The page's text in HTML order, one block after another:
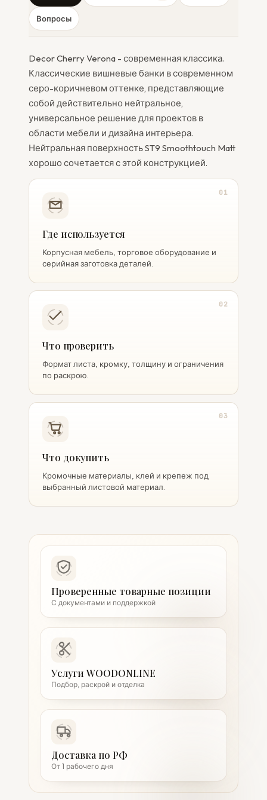
Вопросы
Decor Cherry Verona - современная классика.
Классические вишневые банки в современном
серо-коричневом оттенке, представляющие
собой действительно нейтральное,
универсальное решение для проектов в
области мебели и дизайна интерьера.
Нейтральная поверхность ST9 Smoothtouch Matt
хорошо сочетается с этой конструкцией.
01
Где используется
Корпусная мебель, торговое оборудование и
серийная заготовка деталей.
02
Что проверить
Формат листа, кромку, толщину и ограничения
по раскрою.
03
Что докупить
Кромочные материалы, клей и крепеж под
выбранный листовой материал.
Проверенные товарные позиции
С документами и поддержкой
Услуги WOODONLINE
Подбор, раскрой и отделка
Доставка по РФ
От 1 рабочего дня